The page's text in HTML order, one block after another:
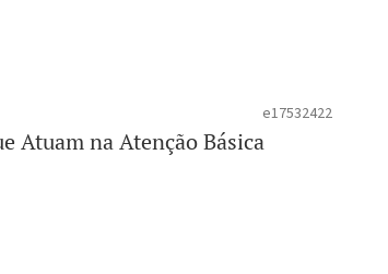
e17532422
Atuam na Atenção Básica